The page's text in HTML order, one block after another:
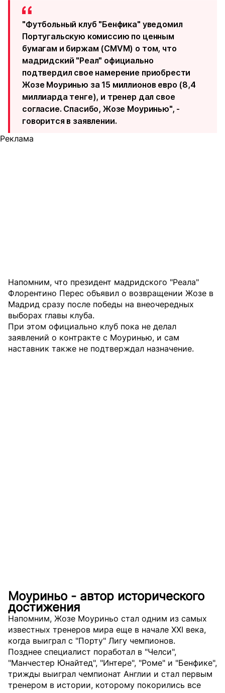
"Футбольный клуб "Бенфика" уведомил
Португальскую комиссию по ценным
бумагам и биржам (CMVM) о том, что
мадридский "Реал" официально
подтвердил свое намерение приобрести
Жозе Моуринью за 15 миллионов евро (8,4
миллиарда тенге), и тренер дал свое
согласие. Спасибо, Жозе Моуринью", -
говорится в заявлении.
Реклама
Напомним, что президент мадридского "Реала"
Флорентино Перес объявил о возвращении Жозе в
Мадрид сразу после победы на внеочередных
выборах главы клуба.
При этом официально клуб пока не делал
заявлений о контракте с Моуринью, и сам
наставник также не подтверждал назначение.
Моуриньо - автор исторического
достижения
Напомним, Жозе Моуриньо стал одним из самых
известных тренеров мира еще в начале XXI века,
когда выиграл с "Порту" Лигу чемпионов.
Позднее специалист поработал в "Челси",
"Манчестер Юнайтед", "Интере", "Роме" и "Бенфике",
трижды выиграл чемпионат Англии и стал первым
тренером в истории, которому покорились все